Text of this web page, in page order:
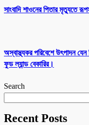
সাংবাদি শাওনের পিতার মৃত্যুতে
অস্বাস্থ্যকর পরিবেশে উৎপাদন
ফুড ল্যান্ড বেকারির।
Search
Recent Posts